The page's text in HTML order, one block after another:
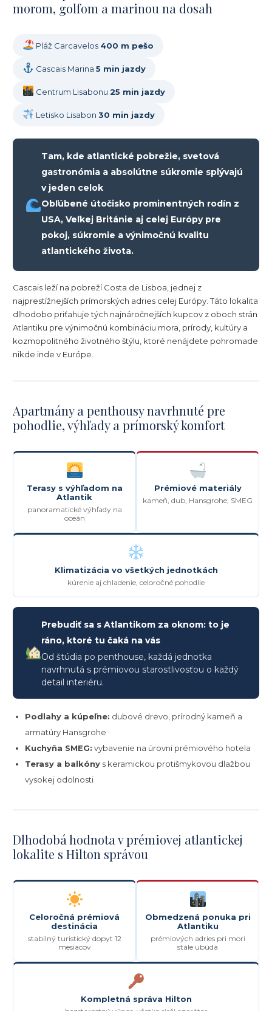
morom, golfom a marinou na dosah
Pláž Carcavelos 400 m pešo
Cascais Marina5 min jazdy
Centrum Lisabonu25 min jazdy
Letisko Lisabon30 min jazdy
Tam, kde atlantické pobrežie, svetová
gastronómia a absolútne súkromie splývajú
v jeden celok
Obľúbené útočisko prominentných rodín z
USA, Veľkej Británie aj celej Európy pre
pokoj, súkromie a výnimočnú kvalitu
atlantického života.
Cascais leží na pobreží Costa de Lisboa, jednej z
najprestížnejších prímorských adries celej Európy. Táto lokalita
dlhodobo priťahuje tých najnáročnejších kupcov z oboch strán
Atlantiku pre výnimočnú kombináciu mora, prírody, kultúry a
kozmopolitného životného štýlu, ktoré nenájdete pohromade
nikde inde v Európe.
Apartmány a penthousy navrhnuté pre
pohodlie, výhľady a prímorský komfort
Terasy s výhľadom na
Atlantik
panoramatické výhľady na
oceán
Prémiové materiály
kameň, dub, Hansgrohe, SMEG
Klimatizácia vo všetkých jednotkách
kúrenie aj chladenie, celoročné pohodlie
Prebudiť sa s Atlantikom za oknom: to je
ráno, ktoré tu čaká na vás
Od štúdia po penthouse, každá jednotka
navrhnutá s prémiovou starostlivosťou o každý
detail interiéru.
Podlahy a kúpeľne: dubové drevo, prírodný kameň a
armatúry Hansgrohe
Kuchyňa SMEG: vybavenie na úrovni prémiového hotela
Terasy a balkóny s keramickou protišmykovou dlažbou
vysokej odolnosti
Dlhodobá hodnota v prémiovej atlantickej
lokalite s Hilton správou
Celoročná prémiová
destinácia
stabilný turistický dopyt 12
mesiacov
Obmedzená ponuka pri
Atlantiku
prémiových adries pri mori
stále ubúda
Kompletná správa Hilton